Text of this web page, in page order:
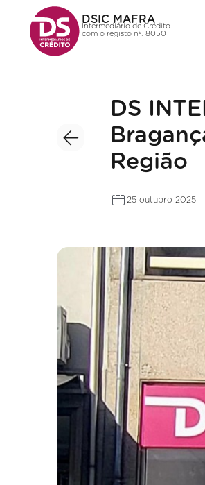
DSIC MAFRA
Intermediário de Crédito
com o registo nº. 8050
DS
Região
25 outubro 2025